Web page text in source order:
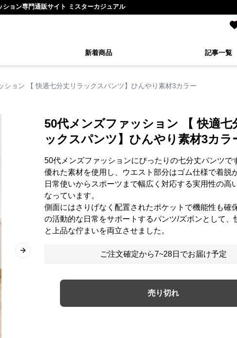
ション専門通販サイト ミスターカジュアル
新着商品 記事一覧
ション 【 快適七分丈リラックスパンツ】ひんやり素材3カラー
Next slide
50代メンズファッション 【 快適七
ックスパンツ】ひんやり素材3カラ
50代メンズファッションにぴったりの七分丈パンツで
優れた素材を使用し、ウエスト部分はゴム仕様で着脱
日常使いからスポーツまで幅広く対応する実用性の高
なっています。
側面にはさりげなく配置されたポケットで機能性も確
の活動的な日常をサポートするパンツ/ズボンとして、
と上品な佇まいを両立させました。
ご注文確定から7~28日でお届け予定
売り切れ